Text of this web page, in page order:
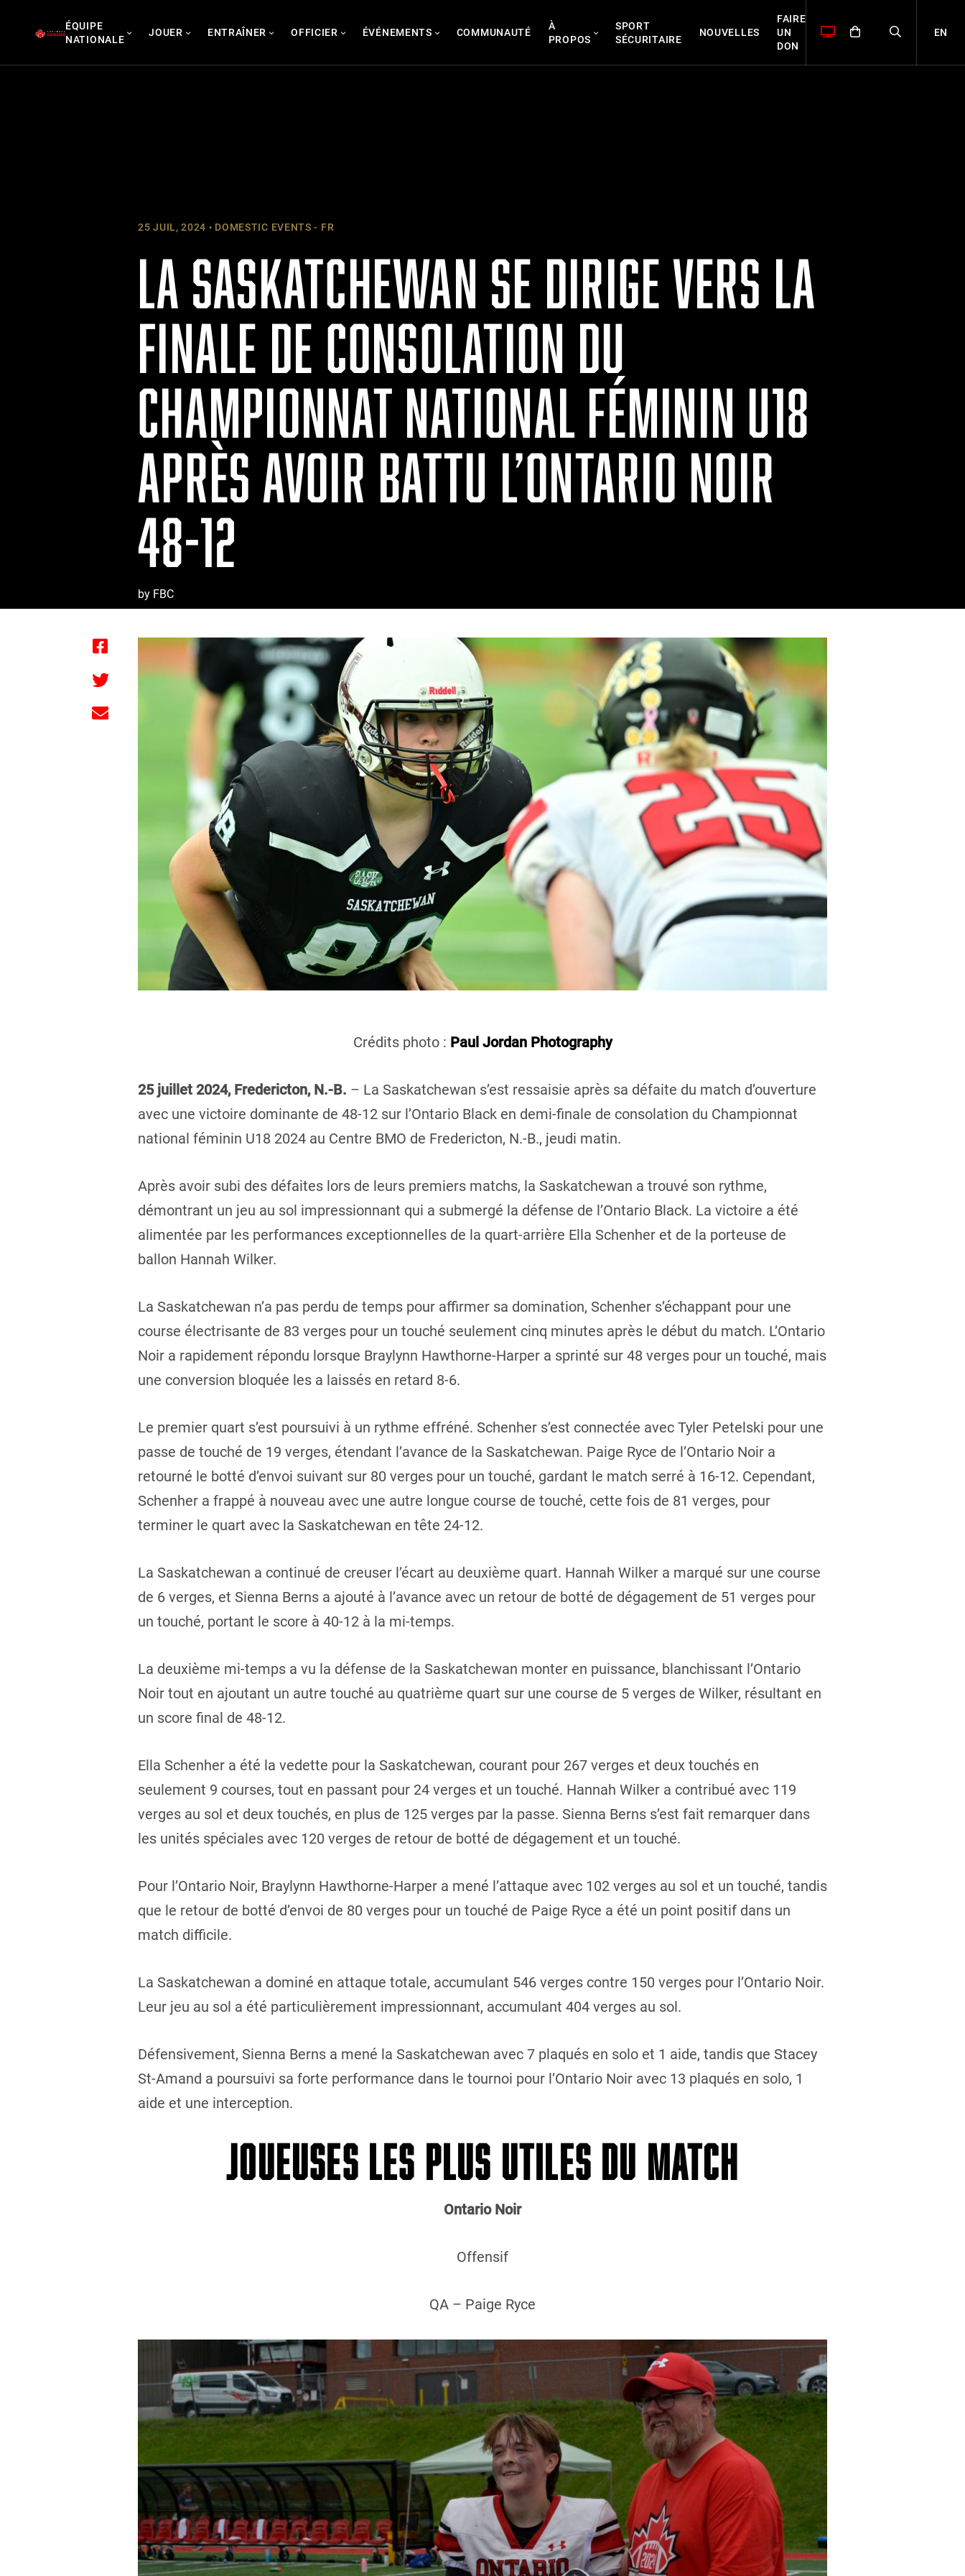
ÉQUIPE
NATIONALE
JOUER ENTRAÎNER OFFICIER ÉVÉNEMENTS COMMUNAUTÉ
À
PROPOS
SPORT
SÉCURITAIRE
NOUVELLES
FAIRE
UN
DON
EN
25 JUIL, 2024 DOMESTIC EVENTS - FR
LA SASKATCHEWAN SE DIRIGE VERS LA
FINALE DE CONSOLATION DU
CHAMPIONNAT NATIONAL FÉMININ U18
APRÈS AVOIR BATTU L’ONTARIO NOIR
48-12
by FBC
Crédits photo : Paul Jordan Photography
25 juillet 2024, Fredericton, N.-B. – La Saskatchewan s’est ressaisie après sa défaite du match d’ouverture
avec une victoire dominante de 48-12 sur l’Ontario Black en demi-finale de consolation du Championnat
national féminin U18 2024 au Centre BMO de Fredericton, N.-B., jeudi matin.
Après avoir subi des défaites lors de leurs premiers matchs, la Saskatchewan a trouvé son rythme,
démontrant un jeu au sol impressionnant qui a submergé la défense de l’Ontario Black. La victoire a été
alimentée par les performances exceptionnelles de la quart-arrière Ella Schenher et de la porteuse de
ballon Hannah Wilker.
La Saskatchewan n’a pas perdu de temps pour affirmer sa domination, Schenher s’échappant pour une
course électrisante de 83 verges pour un touché seulement cinq minutes après le début du match. L’Ontario
Noir a rapidement répondu lorsque Braylynn Hawthorne-Harper a sprinté sur 48 verges pour un touché, mais
une conversion bloquée les a laissés en retard 8-6.
Le premier quart s’est poursuivi à un rythme effréné. Schenher s’est connectée avec Tyler Petelski pour une
passe de touché de 19 verges, étendant l’avance de la Saskatchewan. Paige Ryce de l’Ontario Noir a
retourné le botté d’envoi suivant sur 80 verges pour un touché, gardant le match serré à 16-12. Cependant,
Schenher a frappé à nouveau avec une autre longue course de touché, cette fois de 81 verges, pour
terminer le quart avec la Saskatchewan en tête 24-12.
La Saskatchewan a continué de creuser l’écart au deuxième quart. Hannah Wilker a marqué sur une course
de 6 verges, et Sienna Berns a ajouté à l’avance avec un retour de botté de dégagement de 51 verges pour
un touché, portant le score à 40-12 à la mi-temps.
La deuxième mi-temps a vu la défense de la Saskatchewan monter en puissance, blanchissant l’Ontario
Noir tout en ajoutant un autre touché au quatrième quart sur une course de 5 verges de Wilker, résultant en
un score final de 48-12.
Ella Schenher a été la vedette pour la Saskatchewan, courant pour 267 verges et deux touchés en
seulement 9 courses, tout en passant pour 24 verges et un touché. Hannah Wilker a contribué avec 119
verges au sol et deux touchés, en plus de 125 verges par la passe. Sienna Berns s’est fait remarquer dans
les unités spéciales avec 120 verges de retour de botté de dégagement et un touché.
Pour l’Ontario Noir, Braylynn Hawthorne-Harper a mené l’attaque avec 102 verges au sol et un touché, tandis
que le retour de botté d’envoi de 80 verges pour un touché de Paige Ryce a été un point positif dans un
match difficile.
La Saskatchewan a dominé en attaque totale, accumulant 546 verges contre 150 verges pour l’Ontario Noir.
Leur jeu au sol a été particulièrement impressionnant, accumulant 404 verges au sol.
Défensivement, Sienna Berns a mené la Saskatchewan avec 7 plaqués en solo et 1 aide, tandis que Stacey
St-Amand a poursuivi sa forte performance dans le tournoi pour l’Ontario Noir avec 13 plaqués en solo, 1
aide et une interception.
JOUEUSES LES PLUS UTILES DU MATCH
Ontario Noir
Offensif
QA – Paige Ryce